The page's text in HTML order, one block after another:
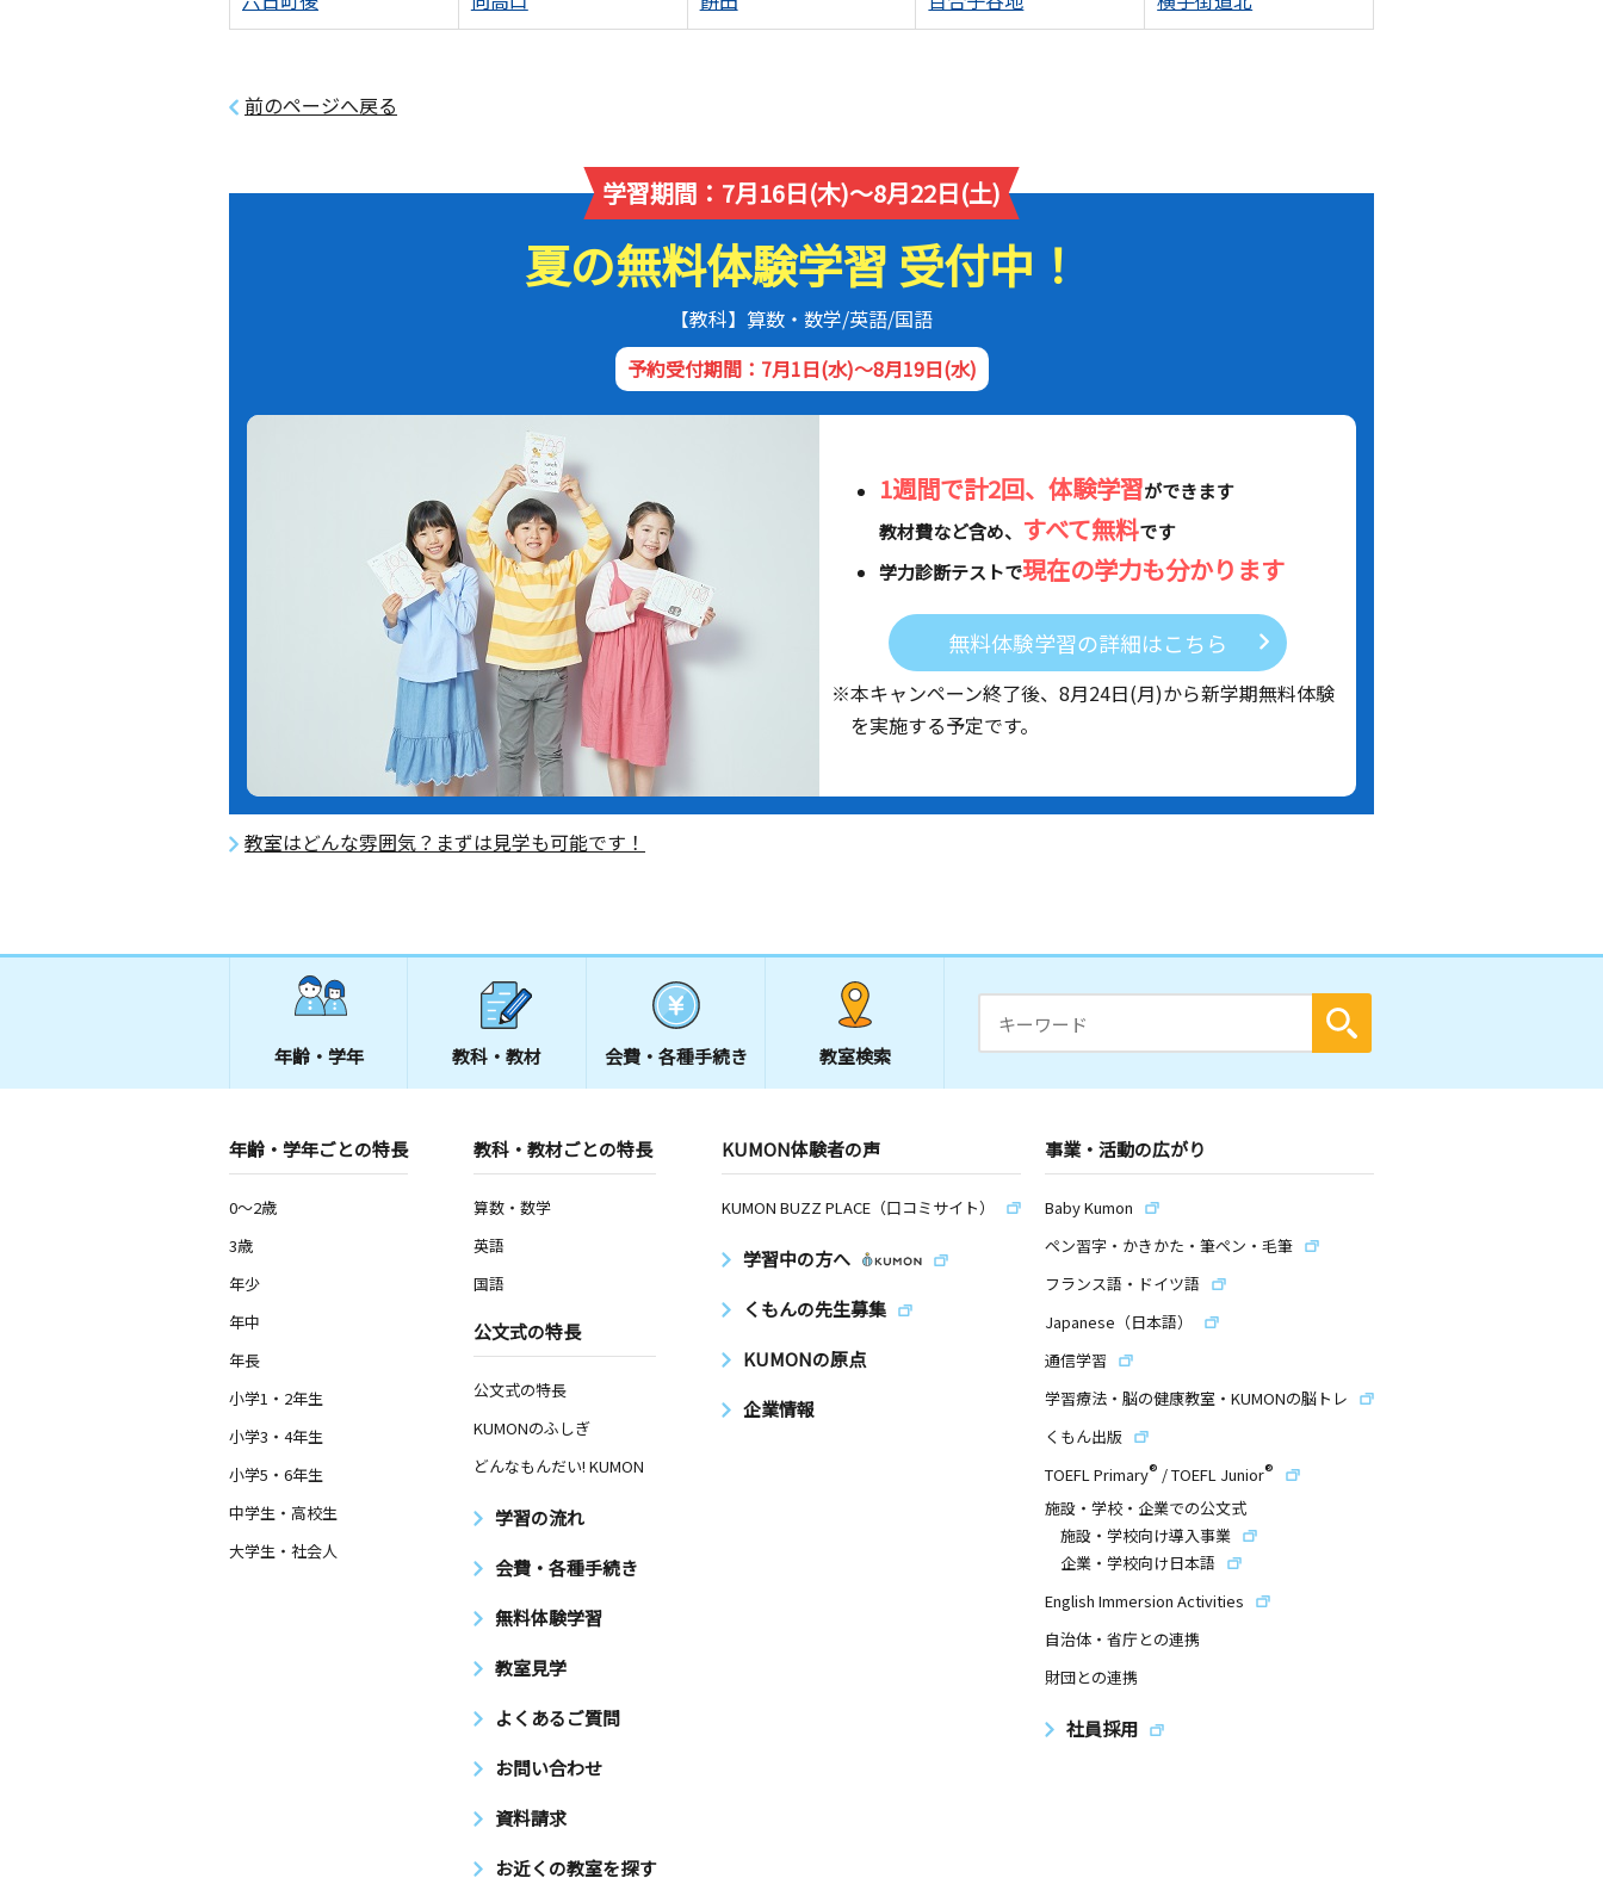
前のページへ戻る
学習期間：7月16日(木)～8月22日(土)
夏の無料体験学習 受付中！
【教科】算数・数学/英語/国語
予約受付期間：7月1日(水)～8月19日(水)
1週間で計2回、体験学習ができます
教材費など含め、 すべて無料です
学力診断テストで現在の学力も分かります
無料体験学習の詳細はこちら
※本キャンペーン終了後、 8月24日(月)から新学期無料体験
を実施する予定です。
教室はどんな雰囲気？まずは見学も可能です！
年齢・学年 教科・教材 会費・ 各種手続き 教室検索
年齢・学年ごとの特長
0～2歳
3歳
年少
年中
年長
小学1・2年生
小学3・4年生
小学5・6年生
中学生・高校生
大学生・社会人
教科・教材ごとの特長
算数・数学
英語
国語
公文式の特長
公文式の特長
KUMONのふしぎ
どんなもんだい! KUMON
学習の流れ
会費・各種手続き
無料体験学習
教室見学
よくあるご質問
お問い合わせ
資料請求
お近くの教室を探す
KUMON体験者の声
KUMON BUZZ PLACE（口コミサイト）
学習中の方へ
くもんの先生募集
KUMONの原点
企業情報
事業・活動の広がり
Baby Kumon
ペン習字・かきかた・筆ペン・毛筆
フランス語・ドイツ語
Japanese（日本語）
通信学習
学習療法・脳の健康教室・KUMONの脳トレ
くもん出版
TOEFL Primary® /TOEFL Junior®
施設・学校・企業での公文式
施設・学校向け導入事業
企業・学校向け日本語
English Immersion Activities
自治体・省庁との連携
財団との連携
社員採用